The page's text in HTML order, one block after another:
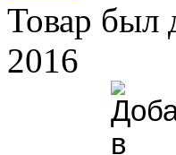
Товар был
2016